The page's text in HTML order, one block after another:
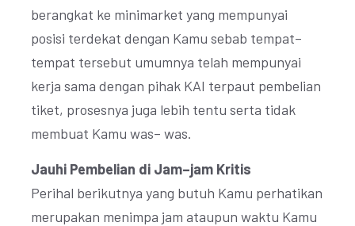
berangkat ke minimarket yang mempunyai
posisi terdekat dengan Kamu sebab tempat–
tempat tersebut umumnya telah mempunyai
kerja sama dengan pihak KAI terpaut pembelian
tiket, prosesnya juga lebih tentu serta tidak
membuat Kamu was– was.
Jauhi Pembelian di Jam–jam Kritis
Perihal berikutnya yang butuh Kamu perhatikan
merupakan menimpa jam ataupun waktu Kamu